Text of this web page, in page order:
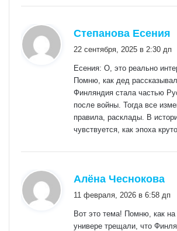
Степанова Есения
22 сентября, 2025 в 2:30 дп
Есения: О, это реально
Помню, как дед
Финляндия стала частью
после войны. Тогда все
правила, расклады. В
чувствуется, как эпоха
Алёна Чеснокова
11 февраля, 2026 в 6:58 дп
Вот это тема! Помню, как на
универе трещали, что